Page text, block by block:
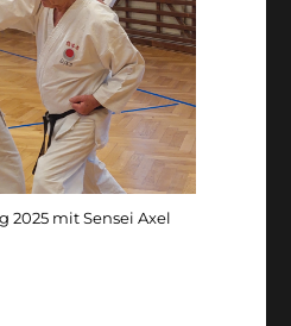
2025 mit Sensei Axel